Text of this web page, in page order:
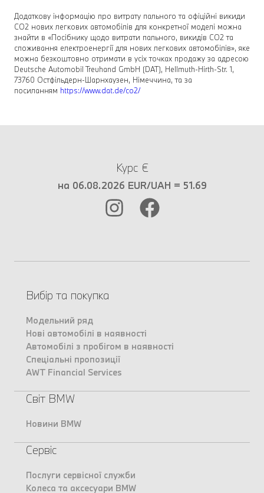
Додаткову інформацію про витрату пального та офіційні викиди
CO2 нових легкових автомобілів для конкретної моделі можна
знайти в «Посібнику щодо витрати пального, викидів CO2 та
споживання електроенергії для нових легкових автомобілів», яке
можна безкоштовно отримати в усіх точках продажу за адресою
Deutsche Automobil Treuhand GmbH (DAT), Hellmuth-Hirth-Str. 1,
73760 Остфільдерн-Шарнхаузен, Німеччина, та за
посиланням https://www.dat.de/co2/
Курс €
на 06.08.2026 EUR/UAH = 51.69
Вибір та покупка
Модельний ряд
Нові автомобілі в наявності
Автомобілі з пробігом в наявності
Спеціальні пропозиції
AWT Financial Services
Світ BMW
Новини BMW
Сервіс
Послуги сервісної служби
Колеса та аксесуари BMW